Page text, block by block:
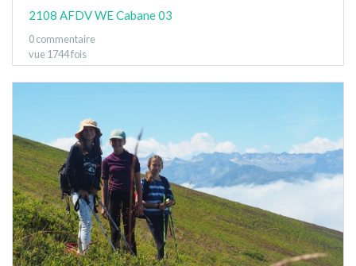
2108 AFDV WE Cabane 03
0 commentaire
vue 1744 fois